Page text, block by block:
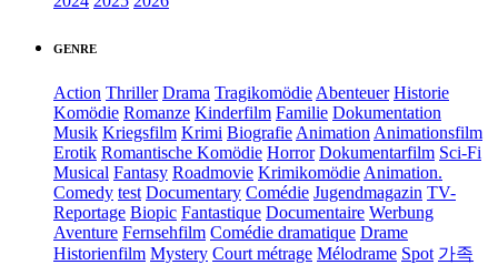
GENRE
Action Thriller Drama TragikomödieAbenteuer Historie
Komödie Romanze Kinderfilm Familie Dokumentation
Musik Kriegsfilm Krimi BiografieAnimationAnimationsfilm
Erotik Romantische Komödie Horror Dokumentarfilm Sci-Fi
Musical Fantasy Roadmovie KrimikomödieAnimation.
Comedy test Documentary Comédie Jugendmagazin TV-
Reportage Biopic Fantastique Documentaire Werbung
Aventure Fernsehfilm Comédie dramatique Drame
Historienfilm Mystery Court métrage Mélodrame Spot 가족